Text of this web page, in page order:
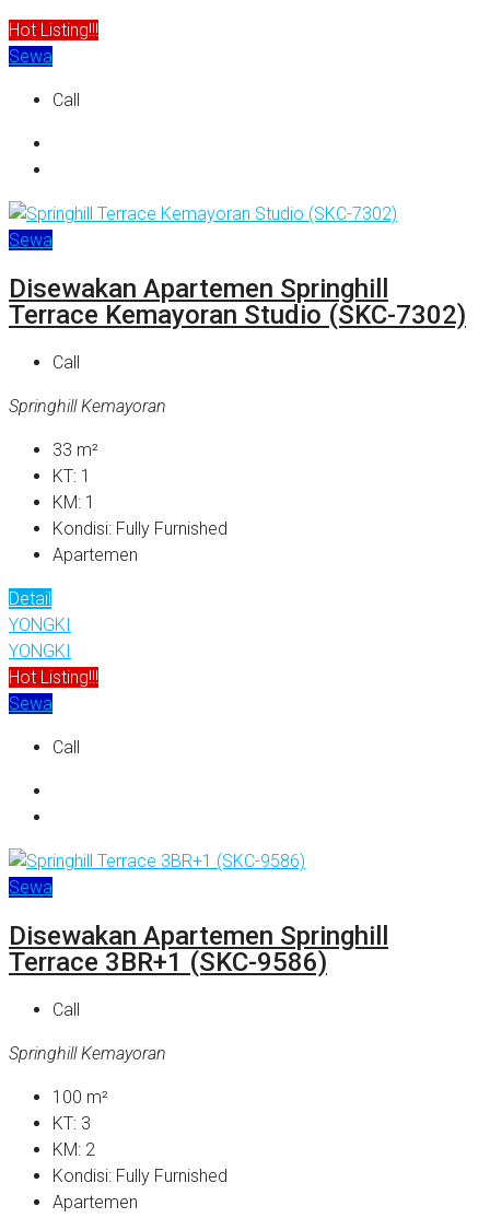
Hot Listing!!!
Sewa
Call
Sewa
Disewakan Apartemen Springhill
Terrace Kemayoran Studio (SKC-7302)
Call
Springhill Kemayoran
33 m²
KT: 1
KM: 1
Kondisi: Fully Furnished
Apartemen
Detail
YONGKI
YONGKI
Hot Listing!!!
Sewa
Call
Sewa
Disewakan Apartemen Springhill
Terrace 3BR+1 (SKC-9586)
Call
Springhill Kemayoran
100 m²
KT: 3
KM: 2
Kondisi: Fully Furnished
Apartemen